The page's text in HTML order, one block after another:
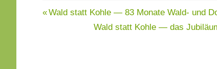
Beitragsnavigation
Wald statt Kohle — 83 Monate Wald- und
Wald statt Kohle — das